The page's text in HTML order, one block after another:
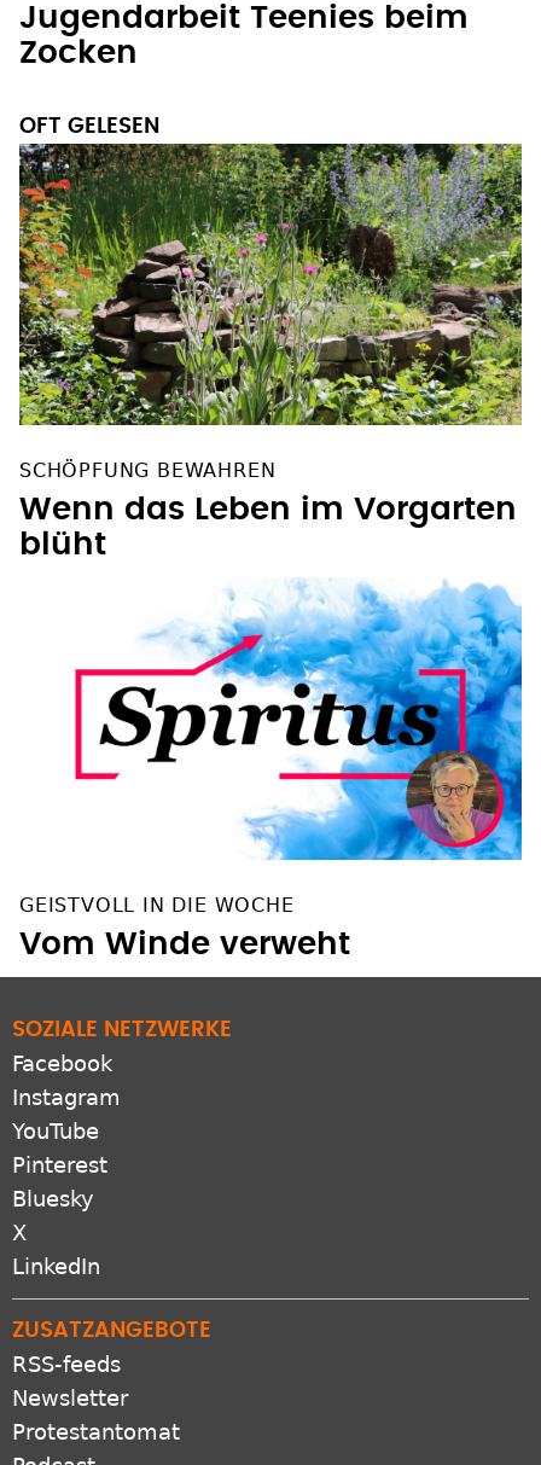
Jugendarbeit Teenies beim
Zocken
OFT GELESEN
SCHÖPFUNG BEWAHREN
Wenn das Leben im Vorgarten
blüht
GEISTVOLL IN DIE WOCHE
Vom Winde verweht
SOZIALE NETZWERKE
Facebook
Instagram
YouTube
Pinterest
Bluesky
X
LinkedIn
ZUSATZANGEBOTE
RSS-feeds
Newsletter
Protestantomat